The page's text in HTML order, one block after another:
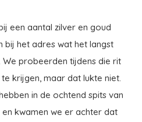
een aantal zilver en goud
bij het adres wat het langst
probeerden tijdens die rit
krijgen, maar dat lukte niet.
in de ochtend spits van
kwamen we er achter dat